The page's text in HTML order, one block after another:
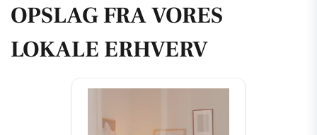
OPSLAG FRA VORES
LOKALE ERHVERV